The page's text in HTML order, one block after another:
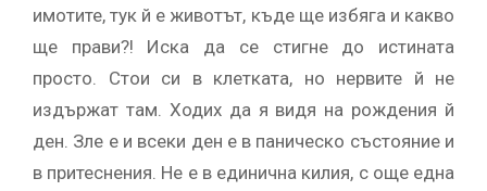
имотите, тук й е животът, къде ще избяга и какво
ще прави?! Иска да се стигне до истината
просто. Стои си в клетката, но нервите й не
издържат там. Ходих да я видя на рождения й
ден. Зле е и всеки ден е в паническо състояние и
в притеснения. Не е в единична килия, с още една